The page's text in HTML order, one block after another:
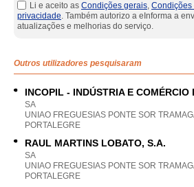
Li e aceito as Condições gerais, Condições
privacidade. Também autorizo a eInforma a
atualizações e melhorias do serviço.
Outros utilizadores pesquisaram
INCOPIL - INDÚSTRIA E COMÉRCIO
SA
UNIAO FREGUESIAS PONTE SOR
PORTALEGRE
RAUL MARTINS LOBATO, S.A.
SA
UNIAO FREGUESIAS PONTE SOR
PORTALEGRE